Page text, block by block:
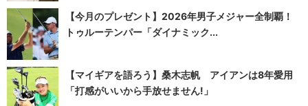
【今月のプレゼント】2026年男子メジャー全制覇！
トゥルーテンパー「ダイナミック...
【マイギアを語ろう】桑木志帆 アイアンは8年愛用
「打感がいいから手放せません!」